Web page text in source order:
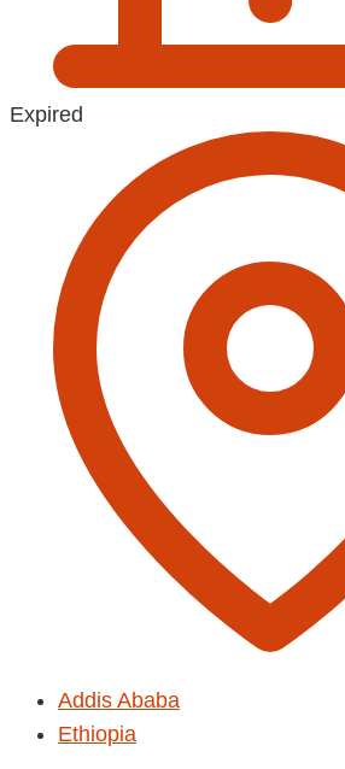
Expired
Addis Ababa
Ethiopia